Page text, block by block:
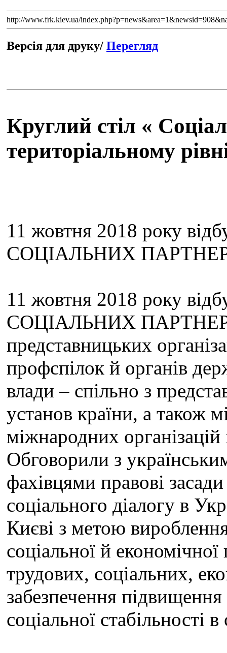
http://www.frk.kiev.ua/
Версія для друку/ Перегляд
Круглий стіл «
територіальному
11 жовтня 2018 року
СОЦІАЛЬНИХ
11 жовтня 2018 року
СОЦІАЛЬНИХ
представницьких
профспілок й органів
влади – спільно з
установ країни, а також
міжнародних
Обговорили з
фахівцями правові засади
соціального діалогу в
Києві з метою вироблення
соціальної й
трудових, соціальних,
забезпечення
соціальної стабільності в